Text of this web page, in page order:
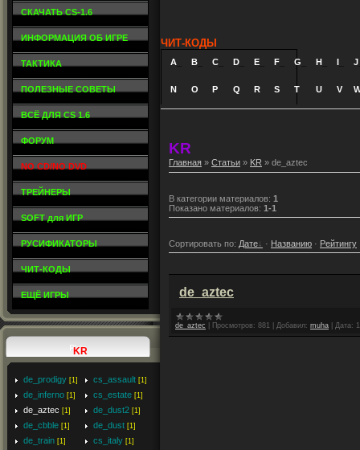
СКАЧАТЬ CS-1.6
ИНФОРМАЦИЯ ОБ ИГРЕ
ТАКТИКА
ПОЛЕЗНЫЕ СОВЕТЫ
ВСЁ ДЛЯ CS 1.6
ФОРУМ
NO CD/NO DVD
ТРЕЙНЕРЫ
SOFT для ИГР
РУСИФИКАТОРЫ
ЧИТ-КОДЫ
ЕЩЁ ИГРЫ
KR
de_prodigy [1] cs_assault [1]
de_inferno [1] cs_estate [1]
de_aztec [1] de_dust2 [1]
de_cbble [1] de_dust [1]
de_train [1] cs_italy [1]
ЧИТ-КОДЫ
A B C D E F G H I J
N O P Q R S T U V
KR
Главная » Статьи » KR » de_aztec
В категории материалов: 1
Показано материалов: 1-1
Сортировать по: Дате · Названию · Рейтингу
de_aztec
de_aztec Просмотров: 881 Добавил: muha Дата: